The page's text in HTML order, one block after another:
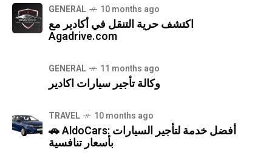
GENERAL 10 months ago
اكتشف حرية التنقل في أكادير مع
Agadrive.com
GENERAL 11 months ago
وكالة تأجير سيارات اكادير
TRAVEL 10 months ago
🚗 AldoCars: أفضل خدمة لتأجير السيارات
بأسعار تنافسية